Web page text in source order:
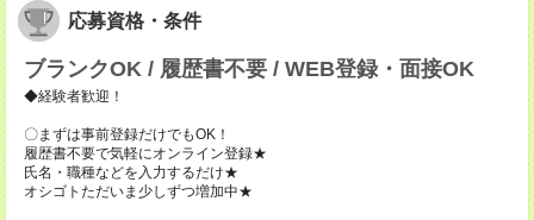
応募資格・条件
ブランクOK / 履歴書不要 / WEB登録・面接OK
◆経験者歓迎！
〇まずは事前登録だけでもOK！
履歴書不要で気軽にオンライン登録★
氏名・職種などを入力するだけ★
オシゴトただいま少しずつ増加中★